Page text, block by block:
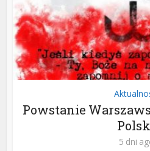
Powstanie
5 dni